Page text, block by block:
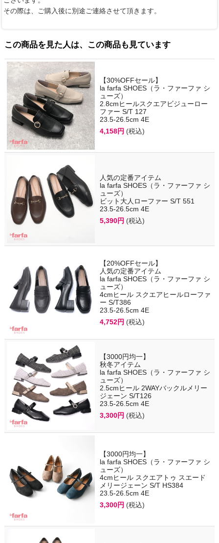
その際は、ご購入後に別途ご連絡させて頂きます。
この商品を見た人は、この商品も見ています
【30%OFFセール】
la farfa SHOES（ラ・ファーファ シ
ューズ）
2.8cmヒールスクエアビジューロー
ファー S/T 127
23.5-26.5cm 4E
4,158円 (税込)
人気の定番アイテム
la farfa SHOES（ラ・ファーファ シ
ューズ）
ビット大人ローファー S/T 551
23.5-26.5cm 4E
5,390円 (税込)
【20%OFFセール】
人気の定番アイテム
la farfa SHOES（ラ・ファーファ シ
ューズ）
4cmヒール スクエアヒールローファ
ー S/T386
23.5-26.5cm 4E
4,752円 (税込)
【3000円均一】
秋冬アイテム
la farfa SHOES（ラ・ファーファ シ
ューズ）
2.5cmヒール 2WAYバックルメリー
ジェーン S/T126
23.5-26.5cm 4E
3,300円 (税込)
【3000円均一】
la farfa SHOES（ラ・ファーファ シ
ューズ）
4cmヒール スクエアトゥ スエード
メリージェーン S/T HS384
23.5-26.5cm 4E
3,300円 (税込)